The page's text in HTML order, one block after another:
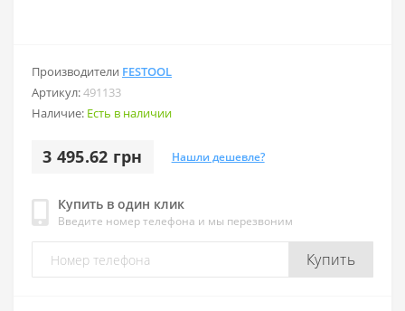
Производители FESTOOL
Артикул:491133
Наличие: Есть в наличии
3 495.62 грн Нашли дешевле?
Купить в один клик
Введите номер телефона и мы перезвоним
Купить